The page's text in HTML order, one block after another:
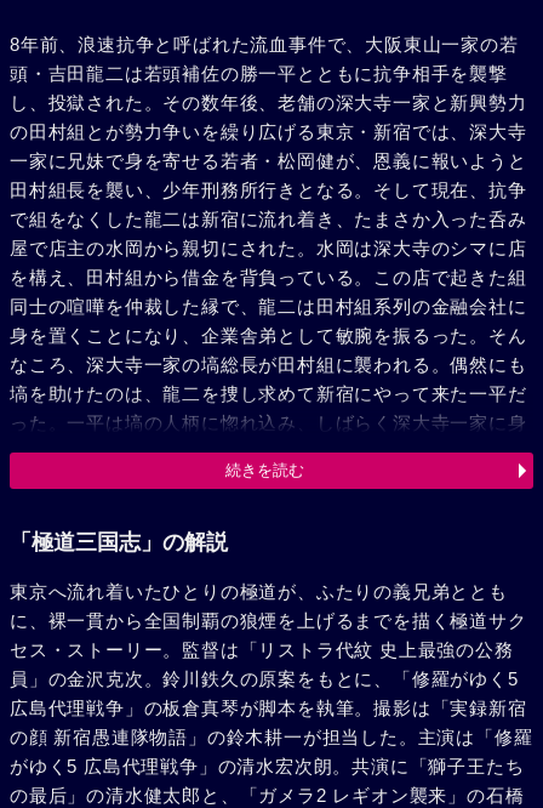
8年前、浪速抗争と呼ばれた流血事件で、大阪東山一家の若
頭・吉田龍二は若頭補佐の勝一平とともに抗争相手を襲撃
し、投獄された。その数年後、老舗の深大寺一家と新興勢力
の田村組とが勢力争いを繰り広げる東京・新宿では、深大寺
一家に兄妹で身を寄せる若者・松岡健が、恩義に報いようと
田村組長を襲い、少年刑務所行きとなる。そして現在、抗争
で組をなくした龍二は新宿に流れ着き、たまさか入った呑み
屋で店主の水岡から親切にされた。水岡は深大寺のシマに店
を構え、田村組から借金を背負っている。この店で起きた組
同士の喧嘩を仲裁した縁で、龍二は田村組系列の金融会社に
身を置くことになり、企業舎弟として敏腕を振るった。そん
なころ、深大寺一家の塙総長が田村組に襲われる。偶然にも
塙を助けたのは、龍二を捜し求めて新宿にやって来た一平だ
った。一平は塙の人柄に惚れ込み、しばらく深大寺一家に身
を置くが、そうと知らぬ龍二はなお田村組の下で働いてい
た。水岡やクラブ歌手の純子の借金を己の稼ぎで帳消しにし
き、昔気質な塙に共感して物件を手放しさえする。塙の下で
組の実態を見て離反を決意したが、この時には田村の悪計は
すでに完了していた。健が少年刑務所から戻って間もなく、
深大寺の組員が金で田村組に寝返り、塙総長も殺されてしま
う。敵討ちにはやる健に、龍二と一平は深大寺の代紋を背負
った行動を促し、3人で田村組に乗り込んだ。見事田村を討
ち取った3人は、深大寺の墓前で義兄弟の契りを交わす。そ
れは3人による極道列島制覇への第一歩だった。
続きを読む
「極道三国志」の解説
東京へ流れ着いたひとりの極道が、ふたりの義兄弟ととも
に、裸一貫から全国制覇の狼煙を上げるまでを描く極道サク
セス・ストーリー。監督は「リストラ代紋 史上最強の公務
員」の金沢克次。鈴川鉄久の原案をもとに、「修羅がゆく5
広島代理戦争」の板倉真琴が脚本を執筆。撮影は「実録新宿
の顔 新宿愚連隊物語」の鈴木耕一が担当した。主演は「修羅
がゆく5 広島代理戦争」の清水宏次朗。共演に「獅子王たち
の最后」の清水健太郎と、「ガメラ2 レギオン襲来」の石橋